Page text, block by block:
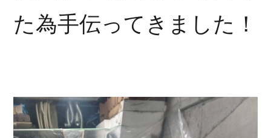
た為手伝ってきました！